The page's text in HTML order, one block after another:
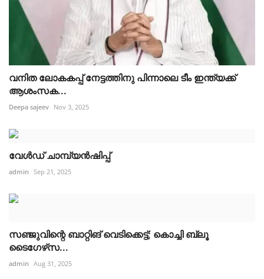
വനിത ലോകകപ്പ് നേട്ടത്തിനു പിന്നാലെ ടീം ഇന്ത്യക്ക്
ആശംസക...
Deepa sajeev Nov 3, 2025
വേൾഡ് ചാമ്പ്യൻഷിപ്പ്
admin Sep 21, 2025
സഞ്ജുവിന്റെ ബാറ്റിങ് വെടിക്കെട്ട്; കൊച്ചി ബ്ലൂ
ടൈഗേഴ്‌സ...
admin Aug 31, 2025